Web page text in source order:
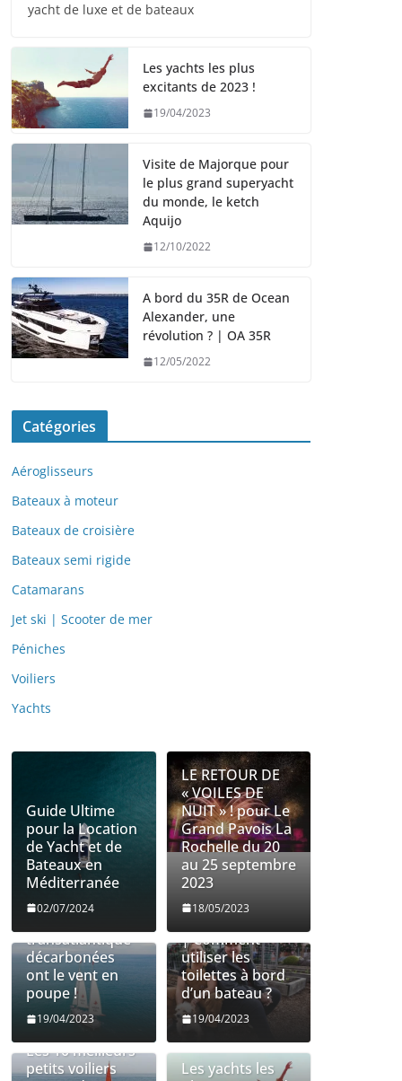
yacht de luxe et de bateaux
Les yachts les plus
excitants de 2023 !
19/04/2023
Visite de Majorque pour
le plus grand superyacht
du monde, le ketch
Aquijo
12/10/2022
A bord du 35R de Ocean
Alexander, une
révolution ? | OA 35R
12/05/2022
Catégories
Aéroglisseurs
Bateaux à moteur
Bateaux de croisière
Bateaux semi rigide
Catamarans
Jet ski | Scooter de mer
Péniches
Voiliers
Yachts
Guide Ultime
pour la Location
de Yacht et de
Bateaux en
Méditerranée
02/07/2024
LE RETOUR DE
« VOILES DE
NUIT » ! pour Le
Grand Pavois La
Rochelle du 20
au 25 septembre
2023
18/05/2023
Les entreprises
transatlantique
décarbonées
ont le vent en
poupe !
19/04/2023
Utilisation des
| Comment
utiliser les
toilettes à bord
d’un bateau ?
19/04/2023
Les 10 meilleurs
petits voiliers
Les yachts les